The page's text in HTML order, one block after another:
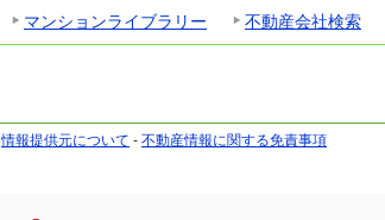
マンションライブラリー
不動産会社検索
情報提供元について - 不動産情報に関する免責事項